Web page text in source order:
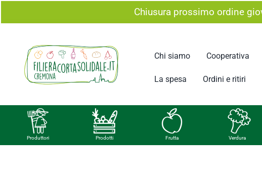
al
contenuto
Chiusura prossimo ordine
Chi siamo Cooperativa
La spesa Ordini e ritiri
Produttori Prodotti Frutta Verdura